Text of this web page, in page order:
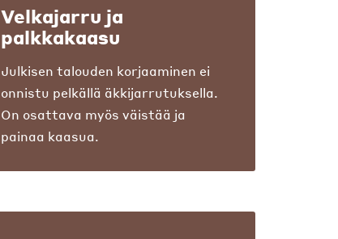
Velkajarru ja
palkkakaasu
Julkisen talouden korjaaminen ei
onnistu pelkällä äkkijarrutuksella.
On osattava myös väistää ja
painaa kaasua.